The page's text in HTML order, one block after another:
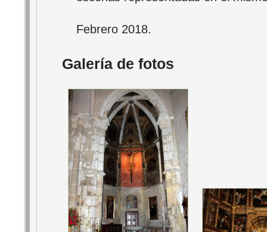
Febrero 2018.
Galería de fotos